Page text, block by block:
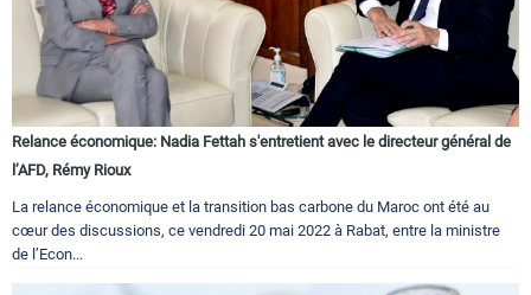
Relance économique: Nadia Fettah s'entretient avec le directeur général de
l’AFD, Rémy Rioux
La relance économique et la transition bas carbone du Maroc ont été au
cœur des discussions, ce vendredi 20 mai 2022 à Rabat, entre la ministre
de l’Econ...